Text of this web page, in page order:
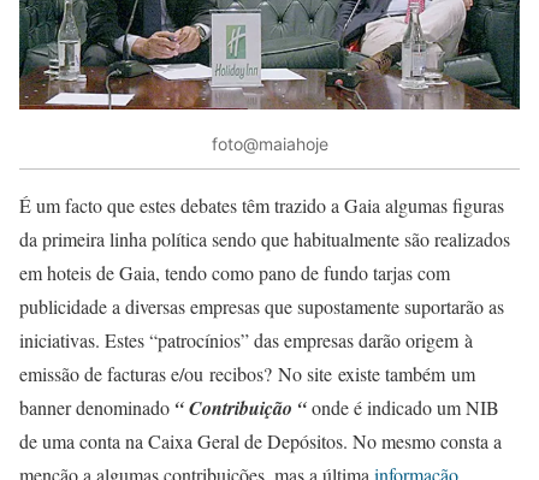
foto@maiahoje
É um facto que estes debates têm trazido a Gaia algumas figuras
da primeira linha política sendo que habitualmente são realizados
em hoteis de Gaia, tendo como pano de fundo tarjas com
publicidade a diversas empresas que supostamente suportarão as
iniciativas. Estes “patrocínios” das empresas darão origem à
emissão de facturas e/ou recibos? No site existe também um
banner denominado “ Contribuição “onde é indicado um NIB
de uma conta na Caixa Geral de Depósitos. No mesmo consta a
menção a algumas contribuições, mas a última informação